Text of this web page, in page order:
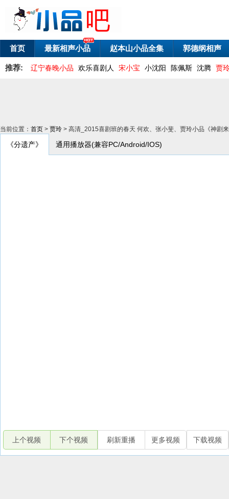
首页 最新相声小品 赵本山小品全集 郭德纲相声
推荐: 辽宁春晚小品 欢乐喜剧人 宋小宝 小沈阳 陈佩斯 沈腾 贾
当前位置： 首页 > 贾玲 > 高清_2015喜剧班的春天 何欢、张小斐、贾玲小品《神剧
《分遗产》 通用播放器(兼容PC/Android/IOS)
上个视频 下个视频 刷新重播 更多视频 下载视频